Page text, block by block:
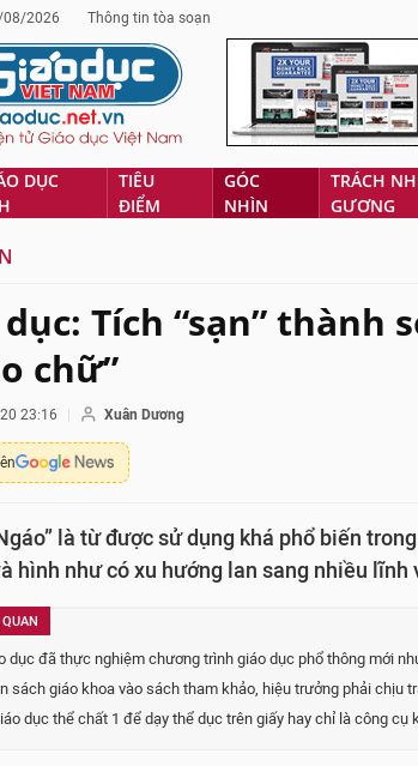
08/2026 Thông tin tòa soạn
DỤC
TIÊU
ĐIỂM
GÓC
NHÌN
TRÁCH
GƯƠNG
Tích “sạn” thành
chữ”
23:16 Xuân Dương
là từ được sử dụng khá phổ biến
hình như có xu hướng lan sang nhiều lĩnh
dục đã thực nghiệm chương trình giáo dục phổ thông mới
sách giáo khoa vào sách tham khảo, hiệu trưởng phải chịu
dục thể chất 1 để dạy thể dục trên giấy hay chỉ là công cụ